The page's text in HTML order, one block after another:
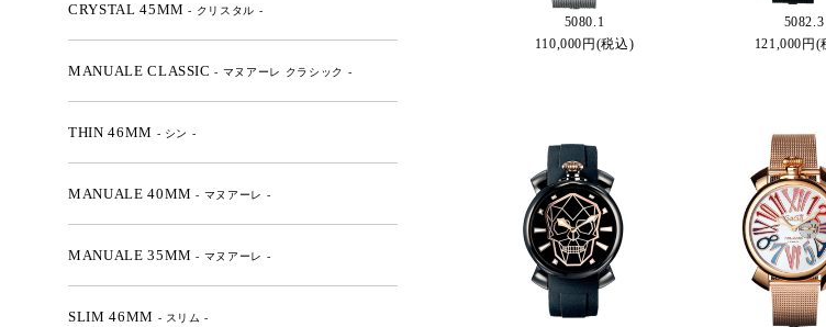
5080.1
110,000円(税込)
5082.3
121,000円(
CRYSTAL 45MM- クリスタル -
MANUALE CLASSIC- マヌアーレ クラシック -
THIN 46MM - シン -
MANUALE 40MM- マヌアーレ -
MANUALE 35MM- マヌアーレ -
SLIM 46MM - スリム -